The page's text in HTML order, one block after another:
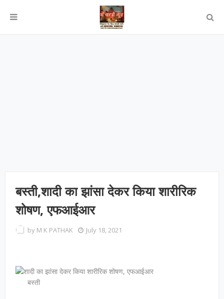
बस्ती,शादी का झांसा देकर किया शारीरिक
शोषण, एफआईआर
by M K PATHAK July 18, 2021
बस्ती